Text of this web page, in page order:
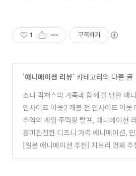
1 구독하기
'애니메이션 리뷰' 카테고리의 다른 글
소니 픽처스의 가족과 함께 볼 만한 애
몬스터호텔4 : 뒤바뀐 세계
(2)
인사이드 아웃2 개봉 전 인사이드 아웃
(0)
추억의 게임 주먹왕 랄프, 애니메이션
흥미진진한 디즈니 가족 애니메이션,
시리즈 리뷰 (2)
[일본 애니메이션 추천] 지브리 영화 추